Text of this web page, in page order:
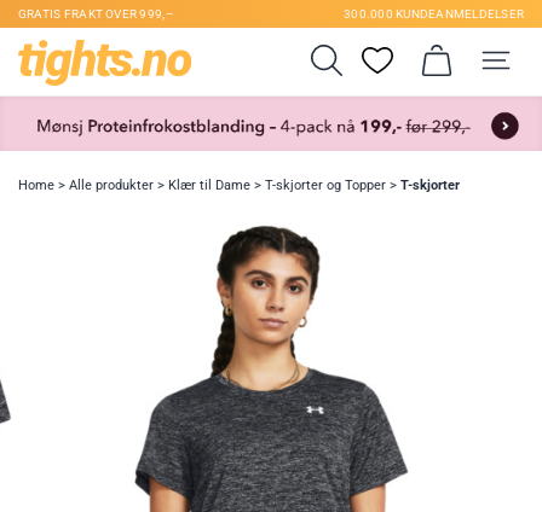
GRATIS FRAKT OVER 999,– 300.000 KUNDEANMELDELSER
Home > Alle produkter > Klær til Dame > T-skjorter og Topper > T-skjorter